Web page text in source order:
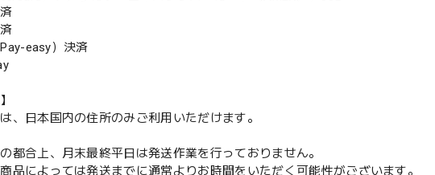
easy）決済
、日本国内の住所のみご利用いただけます。
都合上、月末最終平日は発送作業を行っておりません。
品によっては発送までに通常よりお時間をいただく可能性がございます。